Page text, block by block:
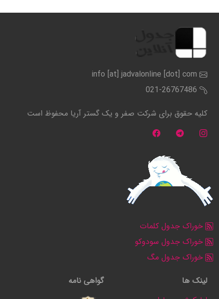
info [at] jadvalonline [dot] com
021-26767486
کلیه حقوق برای شرکت صفر و یک گستر آریا محفوظ است
خوراک جدول کلمات
خوراک جدول سودوکو
خوراک جدول مگ
لینک ها
گواهی نامه